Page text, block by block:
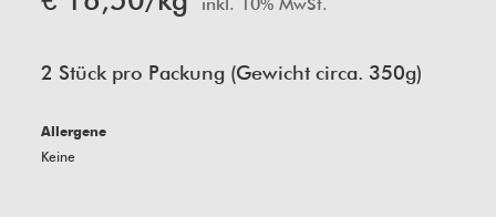
2 Stück pro Packung (Gewicht circa. 350g)
Allergene
Keine